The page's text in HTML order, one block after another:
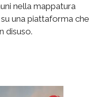
nella mappatura
una piattaforma che
disuso.